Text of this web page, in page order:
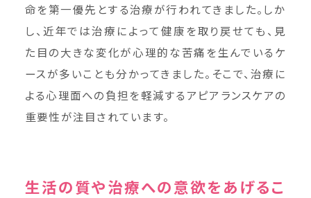
命を第一優先とする治療が行われてきました。しか
し、近年では治療によって健康を取り戻せても、見
た目の大きな変化が心理的な苦痛を生んでいるケ
ースが多いことも分かってきました。そこで、治療に
よる心理面への負担を軽減するアピアランスケアの
重要性が注目されています。
生活の質や治療への意欲をあげるこ